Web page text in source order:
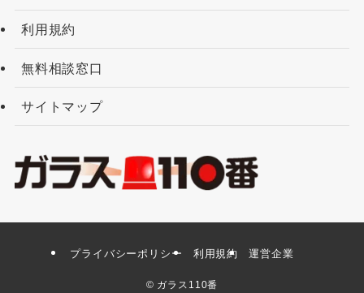
利用規約
無料相談窓口
サイトマップ
プライバシーポリシー 利用規約 運営企業
© ガラス110番